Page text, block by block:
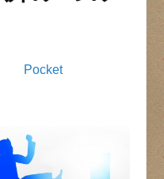
Pocket